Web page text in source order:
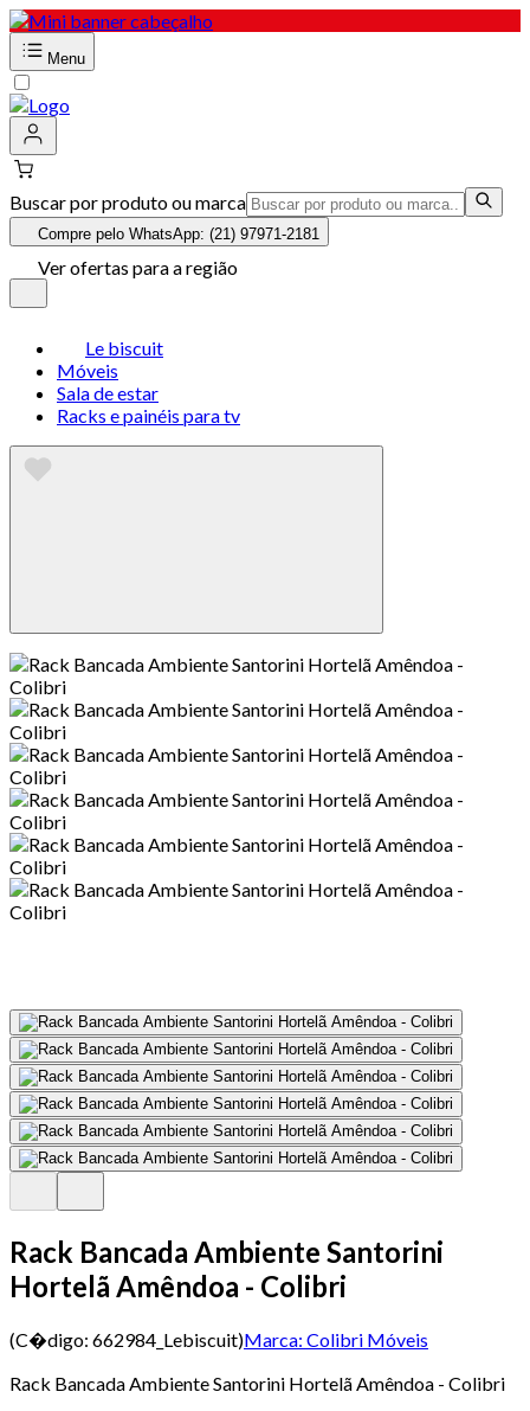
Menu
Buscar por produto ou marca
Compre pelo WhatsApp: (21) 97971-2181
Ver ofertas para a região
Le biscuit
Móveis
Sala de estar
Racks e painéis para tv
Rack Bancada Ambiente Santorini
Hortelã Amêndoa - Colibri
(C�digo: 662984_Lebiscuit)Marca: Colibri Móveis
Rack Bancada Ambiente Santorini Hortelã Amêndoa - Colibri